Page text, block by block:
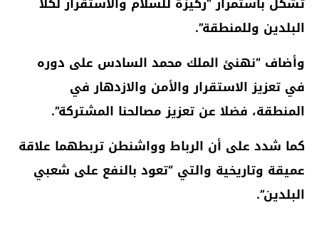
البلدين وللمنطقة”.
وأضاف “نهنئ الملك محمد السادس على دوره
في تعزيز الاستقرار والأمن والازدهار في
المنطقة، فضلا عن تعزيز مصالحنا المشتركة”.
كما شدد على أن الرباط وواشنطن تربطهما علاقة
عميقة وتاريخية والتي “تعود بالنفع على شعبي
البلدين”.